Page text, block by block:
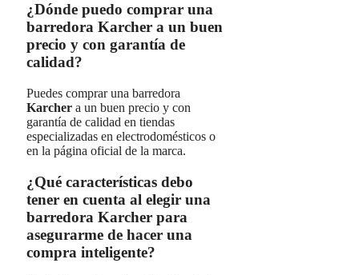
¿Dónde puedo comprar una
barredora Karcher a un buen
precio y con garantía de
calidad?
Puedes comprar una barredora
Karcher a un buen precio y con
garantía de calidad en tiendas
especializadas en electrodomésticos o
en la página oficial de la marca.
¿Qué características debo
tener en cuenta al elegir una
barredora Karcher para
asegurarme de hacer una
compra inteligente?